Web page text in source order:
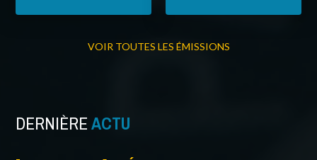
VOIR TOUTES LES ÉMISSIONS
DERNIÈREACTU